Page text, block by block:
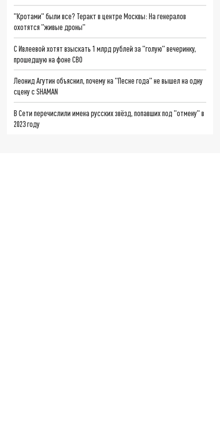
"Кротами" были все? Теракт в центре Москвы: На генералов
охотятся "живые дроны"
С Ивлеевой хотят взыскать 1 млрд рублей за "голую" вечеринку,
прошедшую на фоне СВО
Леонид Агутин объяснил, почему на "Песне года" не вышел на одну
сцену с SHAMAN
В Сети перечислили имена русских звёзд, попавших под "отмену" в
2023 году